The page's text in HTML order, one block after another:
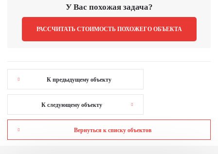
У Вас похожая задача?
РАССЧИТАТЬ СТОИМОСТЬ ПОХОЖЕГО ОБЪЕКТА
К предыдущему объекту
Вернуться к списку объектов
К следующему объекту